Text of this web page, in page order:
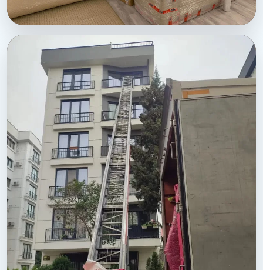
Sehitkamil Ambalajlama ve Paketleme - Tam kapsamli
ev toplama